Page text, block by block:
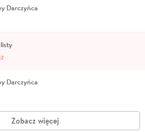
Darczyńca
Darczyńca
Zobacz więcej